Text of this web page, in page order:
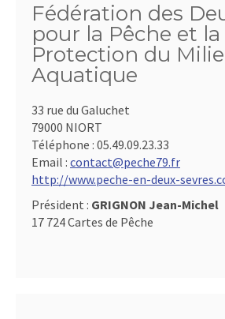
Fédération des
pour la Pêche et la
Protection du
Aquatique
33 rue du Galuchet
79000 NIORT
Téléphone : 05.49.09.23.33
Email : contact@peche79.fr
http://www.peche-en-deux-
Président : GRIGNON Jean-Michel
17 724 Cartes de Pêche